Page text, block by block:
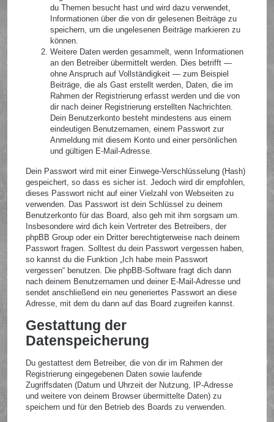
du Themen besucht hast und wird dazu verwendet,
Informationen über die von dir gelesenen Beiträge zu
speichern, um die ungelesenen Beiträge markieren zu
können.
Weitere Daten werden gesammelt, wenn Informationen
an den Betreiber übermittelt werden. Dies betrifft —
ohne Anspruch auf Vollständigkeit — zum Beispiel
Beiträge, die als Gast erstellt werden, Daten, die im
Rahmen der Registrierung erfasst werden und die von
dir nach deiner Registrierung erstellten Nachrichten.
Dein Benutzerkonto besteht mindestens aus einem
eindeutigen Benutzernamen, einem Passwort zur
Anmeldung mit diesem Konto und einer persönlichen
und gültigen E-Mail-Adresse.
Dein Passwort wird mit einer Einwege-Verschlüsselung (Hash)
gespeichert, so dass es sicher ist. Jedoch wird dir empfohlen,
dieses Passwort nicht auf einer Vielzahl von Webseiten zu
verwenden. Das Passwort ist dein Schlüssel zu deinem
Benutzerkonto für das Board, also geh mit ihm sorgsam um.
Insbesondere wird dich kein Vertreter des Betreibers, der
phpBB Group oder ein Dritter berechtigterweise nach deinem
Passwort fragen. Solltest du dein Passwort vergessen haben,
so kannst du die Funktion „Ich habe mein Passwort
vergessen“ benutzen. Die phpBB-Software fragt dich dann
nach deinem Benutzernamen und deiner E-Mail-Adresse und
sendet anschließend ein neu generiertes Passwort an diese
Adresse, mit dem du dann auf das Board zugreifen kannst.
Gestattung der
Datenspeicherung
Du gestattest dem Betreiber, die von dir im Rahmen der
Registrierung eingegebenen Daten sowie laufende
Zugriffsdaten (Datum und Uhrzeit der Nutzung, IP-Adresse
und weitere von deinem Browser übermittelte Daten) zu
speichern und für den Betrieb des Boards zu verwenden.